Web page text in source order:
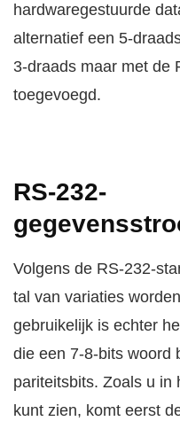
hardwaregestuurde
alternatief een 5-
3-draads maar met de
toegevoegd.
RS-232-
Volgens de RS-232-
tal van variaties
gebruikelijk is echter
die een 7-8-bits woord
pariteitsbits. Zoals u in
kunt zien, komt eerst